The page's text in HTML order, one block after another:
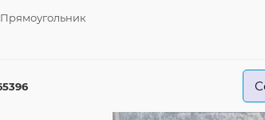
Прямоугольник